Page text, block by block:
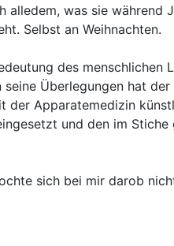
was sie während
Selbst an Weihnachten.
des
Überlegungen hat
Apparatemedizin
und den im
sich bei mir darob